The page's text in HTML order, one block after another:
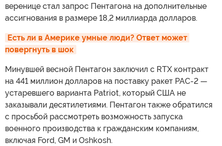
веренице стал запрос Пентагона на дополнительные
ассигнования в размере 18,2 миллиарда долларов.
Есть ли в Америке умные люди? Ответ может
повергнуть в шок
Минувшей весной Пентагон заключил с RTX контракт
на 441 миллион долларов на поставку ракет PAC-2 —
устаревшего варианта Patriot, который США не
заказывали десятилетиями. Пентагон также обратился
с просьбой рассмотреть возможность запуска
военного производства к гражданским компаниям,
включая Ford, GM и Oshkosh.